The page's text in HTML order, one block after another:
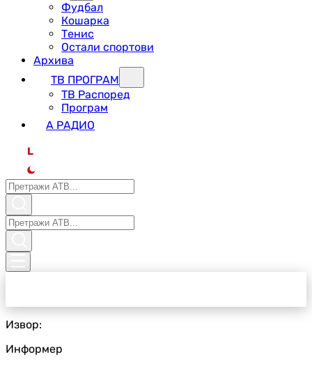
Фудбал
Кошарка
Тенис
Остали спортови
Архива
ТВ ПРОГРАМ
ТВ Распоред
Програм
А РАДИО
L
Извор:
Информер